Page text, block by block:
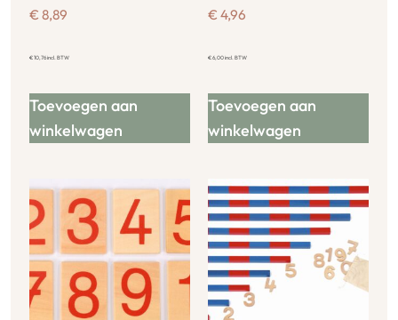
€ 8,89
€10,76incl. BTW
Toevoegen aan
winkelwagen
€ 4,96
€6,00incl. BTW
Toevoegen aan
winkelwagen